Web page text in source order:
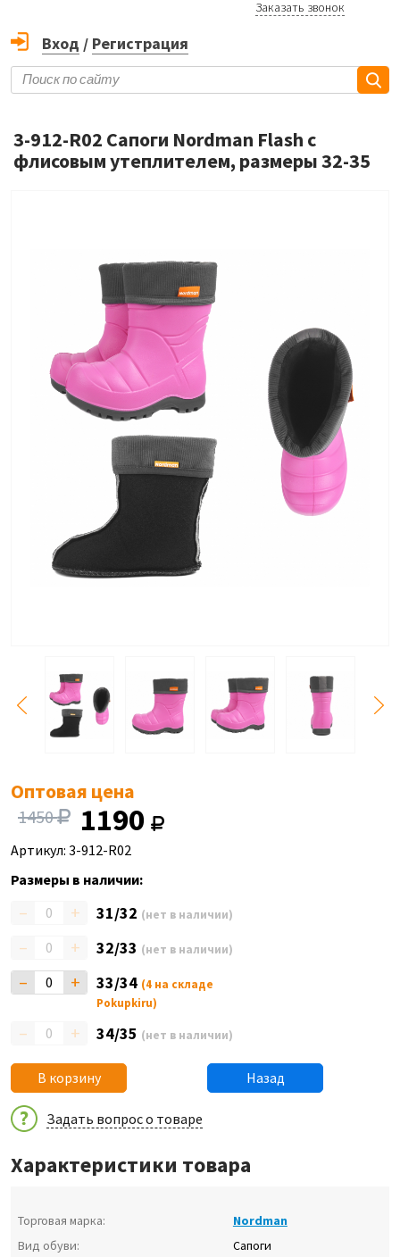
Заказать звонок
Вход / Регистрация
3-912-R02 Сапоги Nordman Flash с
флисовым утеплителем, размеры 32-35
Оптовая цена
1450 1190
Артикул: 3-912-R02
Размеры в наличии:
– + 31/32 (нет в наличии)
– + 32/33 (нет в наличии)
– + 33/34 (4 на складе
Pokupkiru)
– + 34/35 (нет в наличии)
В корзину Назад
Задать вопрос о товаре
Характеристики товара
Торговая марка:
Nordman
Вид обуви:
Сапоги